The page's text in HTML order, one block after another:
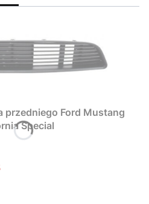
przedniego Ford Mustang
Special